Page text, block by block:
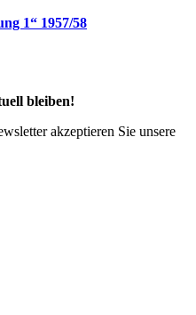
1“ 1957/58
bleiben!
akzeptieren Sie unsere